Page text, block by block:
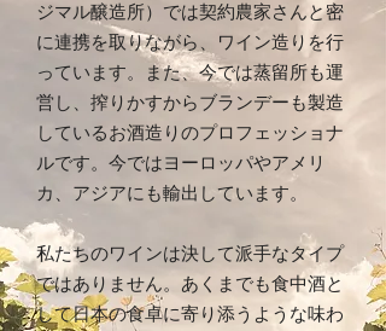
ジマル醸造所）では契約農家さんと密
に連携を取りながら、ワイン造りを行
っています。また、今では蒸留所も運
営し、搾りかすからブランデーも製造
しているお酒造りのプロフェッショナ
ルです。今ではヨーロッパやアメリ
カ、アジアにも輸出しています。
私たちのワインは決して派手なタイプ
ではありません。あくまでも食中酒と
して日本の食卓に寄り添うような味わ